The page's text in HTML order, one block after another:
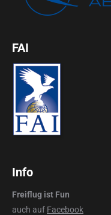
FAI
Info
Freiflug ist Fun
auch auf Facebook